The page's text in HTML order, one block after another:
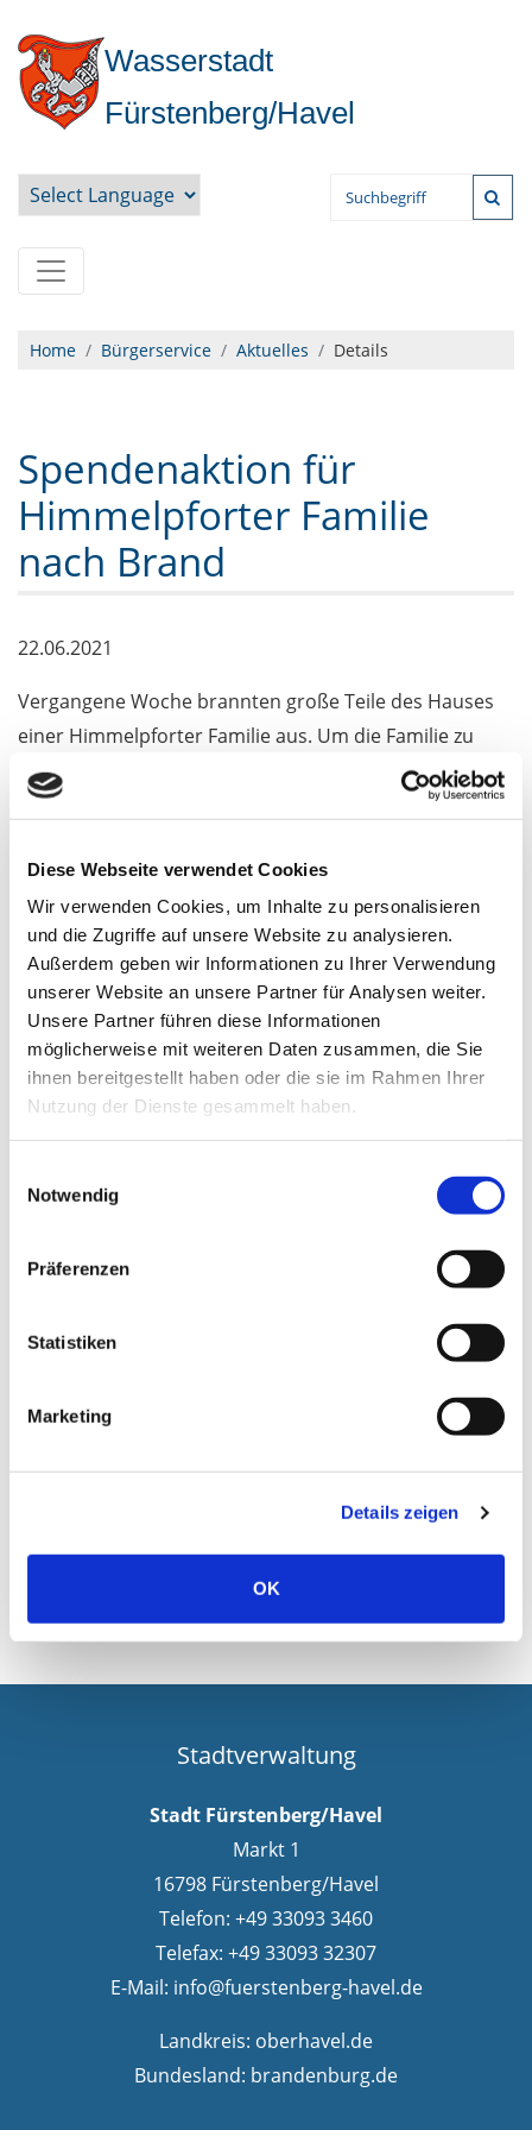
Diese Webseite verwendet Cookies
Wir verwenden Cookies, um Inhalte zu personalisieren
und die Zugriffe auf unsere Website zu analysieren.
Außerdem geben wir Informationen zu Ihrer Verwendung
unserer Website an unsere Partner für Analysen weiter.
Unsere Partner führen diese Informationen
möglicherweise mit weiteren Daten zusammen, die Sie
ihnen bereitgestellt haben oder die sie im Rahmen Ihrer
Nutzung der Dienste gesammelt haben.
Notwendig
Präferenzen
Statistiken
Marketing
Details zeigen
OK
Wasserstadt
Fürstenberg/Havel
Home Bürgerservice Aktuelles Details
Spendenaktion für
Himmelpforter Familie
nach Brand
22.06.2021
Vergangene Woche brannten große Teile des Hauses
einer Himmelpforter Familie aus. Um die Familie zu
unterstützen, organisierten die ortsansässigen
Freiwilligen Feuerwehren am Sonnabend eine
gesammelte Geld und einige Sachspenden wurden der
Familie bereits übergeben.
Nun können weitere Spenden für die Familie auf das
Konto der Stadt Fürstenberg/Havel überwiesen
werden:
Kontoinhaber: Stadt Fürstenberg/Havel
IBAN: DE45 1605 0000 3753 8101 17
Zurück
Stadtverwaltung
Stadt Fürstenberg/Havel
Markt 1
16798 Fürstenberg/Havel
Telefon: +49 33093 3460
Telefax: +49 33093 32307
E-Mail: info@fuerstenberg-havel.de
Landkreis: oberhavel.de
Bundesland: brandenburg.de